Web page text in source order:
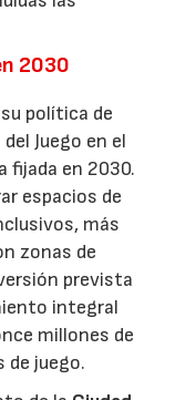
2030
política de
Juego en el
fijada en 2030.
espacios de
más
zonas de
prevista
integral
millones de
de juego.